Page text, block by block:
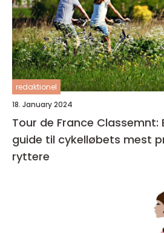
redaktionel
18. January 2024
Tour de France Classemnt:
guide til cykelløbets mest
ryttere